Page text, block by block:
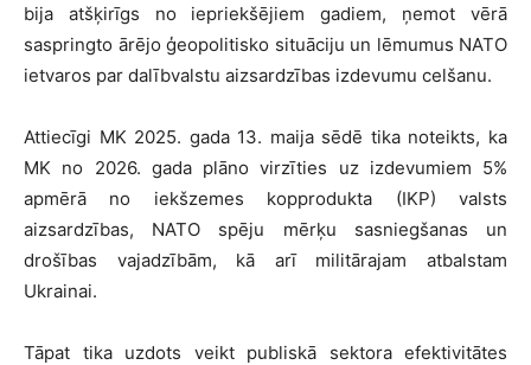
bija atšķirīgs no iepriekšējiem gadiem, ņemot vērā
saspringto ārējo ģeopolitisko situāciju un lēmumus NATO
ietvaros par dalībvalstu aizsardzības izdevumu celšanu.
Attiecīgi MK 2025. gada 13. maija sēdē tika noteikts, ka
MK no 2026. gada plāno virzīties uz izdevumiem 5%
apmērā no iekšzemes kopprodukta (IKP) valsts
aizsardzības, NATO spēju mērķu sasniegšanas un
drošības vajadzībām, kā arī militārajam atbalstam
Ukrainai.
Tāpat tika uzdots veikt publiskā sektora efektivitātes